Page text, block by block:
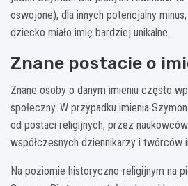
oswojone), dla innych potencjalny
dziecko miało imię bardziej unikalne.
Znane postacie o
Znane osoby o danym imieniu często
społeczny. W przypadku imienia
od postaci religijnych, przez
współczesnych dziennikarzy i twórców
Na poziomie historyczno-religijnym na